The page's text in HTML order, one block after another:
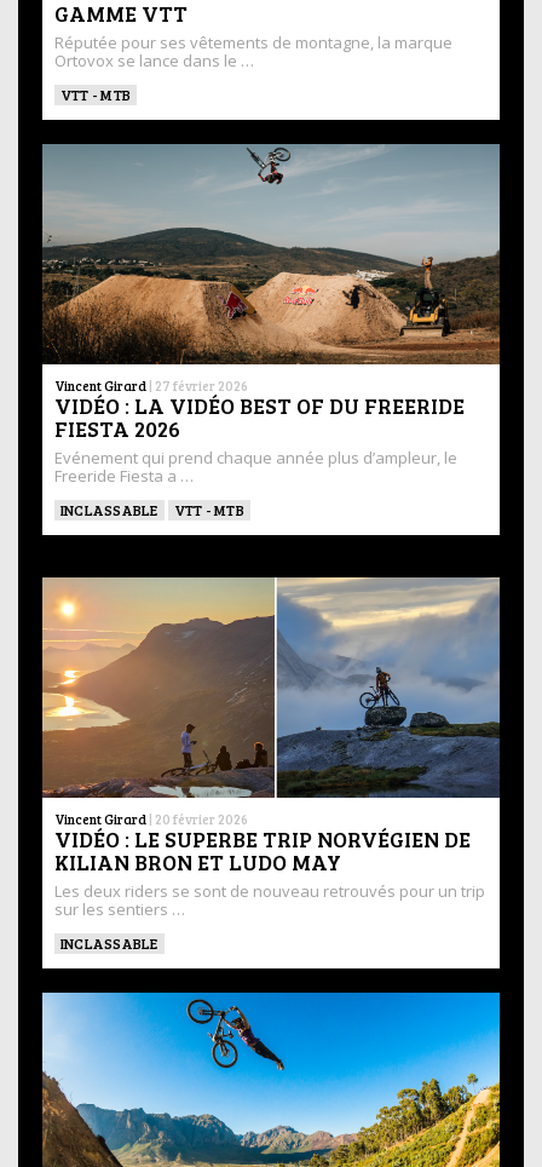
GAMME VTT
Réputée pour ses vêtements de montagne, la marque
Ortovox se lance dans le …
VTT - MTB
Vincent Girard | 27 février 2026
VIDÉO : LA VIDÉO BEST OF DU FREERIDE
FIESTA 2026
Evénement qui prend chaque année plus d’ampleur, le
Freeride Fiesta a …
INCLASSABLE VTT - MTB
Vincent Girard | 20 février 2026
VIDÉO : LE SUPERBE TRIP NORVÉGIEN DE
KILIAN BRON ET LUDO MAY
Les deux riders se sont de nouveau retrouvés pour un trip
sur les sentiers …
INCLASSABLE